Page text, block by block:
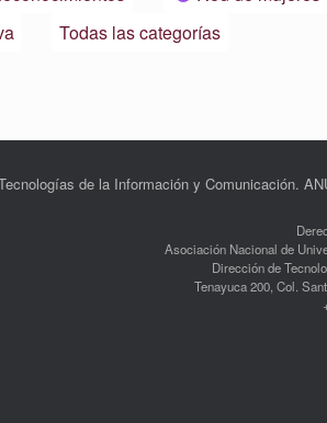
Todas las categorías
de la Información y Comunicación.
Asociación Nacional de
Dirección de
Tenayuca 200, Col.